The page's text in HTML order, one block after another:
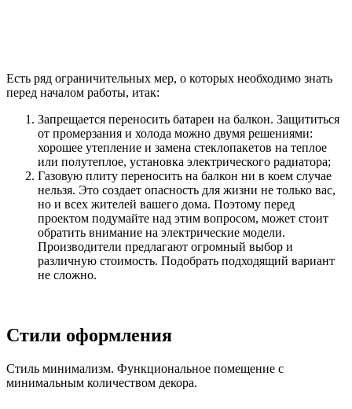
Есть ряд ограничительных мер, о которых необходимо знать
перед началом работы, итак:
Запрещается переносить батареи на балкон. Защититься
от промерзания и холода можно двумя решениями:
хорошее утепление и замена стеклопакетов на теплое
или полутеплое, установка электрического радиатора;
Газовую плиту переносить на балкон ни в коем случае
нельзя. Это создает опасность для жизни не только вас,
но и всех жителей вашего дома. Поэтому перед
проектом подумайте над этим вопросом, может стоит
обратить внимание на электрические модели.
Производители предлагают огромный выбор и
различную стоимость. Подобрать подходящий вариант
не сложно.
Стили оформления
Стиль минимализм. Функциональное помещение с
минимальным количеством декора.